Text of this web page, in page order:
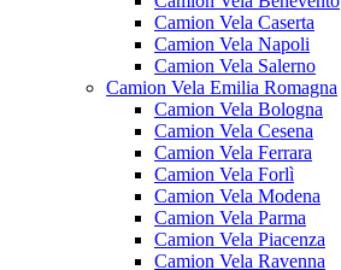
Camion Vela Caserta
Camion Vela Napoli
Camion Vela Salerno
Camion Vela Emilia Romagna
Camion Vela Bologna
Camion Vela Cesena
Camion Vela Ferrara
Camion Vela Forlì
Camion Vela Modena
Camion Vela Parma
Camion Vela Piacenza
Camion Vela Ravenna